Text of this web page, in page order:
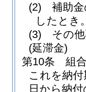
(2)
補助
したとき
(3)
その
(延滞金)
第10条
組
これを納
日から納